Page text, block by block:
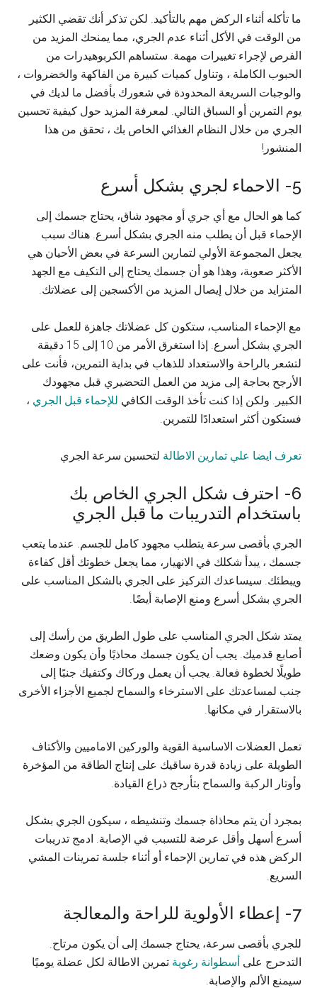
ما تأكله أثناء الركض مهم بالتأكيد. لكن تذكر أنك تقضي الكثير
من الوقت في الأكل أثناء عدم الجري، مما يمنحك المزيد من
الفرص لإجراء تغييرات مهمة. ستساهم الكربوهيدرات من
الحبوب الكاملة ، وتناول كميات كبيرة من الفاكهة والخضروات ،
والوجبات السريعة المحدودة في شعورك بأفضل ما لديك في
يوم التمرين أو السباق التالي. لمعرفة المزيد حول كيفية تحسين
الجري من خلال النظام الغذائي الخاص بك ، تحقق من هذا
المنشور!
5- الاحماء لجري بشكل أسرع
كما هو الحال مع أي جري أو مجهود شاق، يحتاج جسمك إلى
الإحماء قبل أن يطلب منه الجري بشكل أسرع. هناك سبب
يجعل المجموعة الأولي لتمارين السرعة في بعض الأحيان هي
الأكثر صعوبة، وهذا هو أن جسمك يحتاج إلى التكيف مع الجهد
المتزايد من خلال إيصال المزيد من الأكسجين إلى عضلاتك.
مع الإحماء المناسب، ستكون كل عضلاتك جاهزة للعمل على
الجري بشكل أسرع. إذا استغرق الأمر من 10 إلى 15 دقيقة
لتشعر بالراحة والاستعداد للذهاب في بداية التمرين، فأنت على
الأرجح بحاجة إلى مزيد من العمل التحضيري قبل مجهودك
الكبير. ولكن إذا كنت تأخذ الوقت الكافي للإحماء قبل الجري ،
فستكون أكثر استعدادًا للتمرين.
تعرف ايضا علي تمارين الاطالة لتحسين سرعة الجري
6- احترف شكل الجري الخاص بك
باستخدام التدريبات ما قبل الجري
الجري بأقصى سرعة يتطلب مجهود كامل للجسم. عندما يتعب
جسمك ، يبدأ شكلك في الانهيار، مما يجعل خطوتك أقل كفاءة
ويبطئك. سيساعدك التركيز على الجري بالشكل المناسب على
الجري بشكل أسرع ومنع الإصابة أيضًا.
يمتد شكل الجري المناسب على طول الطريق من رأسك إلى
أصابع قدميك. يجب أن يكون جسمك محاذيًا وأن يكون وضعك
طويلًا لخطوة فعالة. يجب أن يعمل وركاك وكتفيك جنبًا إلى
جنب لمساعدتك على الاسترخاء والسماح لجميع الأجزاء الأخرى
بالاستقرار في مكانها.
تعمل العضلات الاساسية القوية والوركين الاماميين والأكتاف
الطويلة على زيادة قدرة ساقيك على إنتاج الطاقة من المؤخرة
وأوتار الركبة والسماح بتأرجح ذراع القيادة.
بمجرد أن يتم محاذاة جسمك وتنشيطه ، سيكون الجري بشكل
أسرع أسهل وأقل عرضة للتسبب في الإصابة. ادمج تدريبات
الركض هذه في تمارين الإحماء أو أثناء جلسة تمرينات المشي
السريع.
7- إعطاء الأولوية للراحة والمعالجة
للجري بأقصى سرعة، يحتاج جسمك إلى أن يكون مرتاح.
التدحرج على أسطوانة رغوية تمرين الاطالة لكل عضلة يوميًا
سيمنع الألم والإصابة.